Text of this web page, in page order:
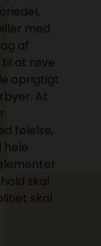
med
af
at røve
oprigtigt
At
følelse,
hele
skal
skal